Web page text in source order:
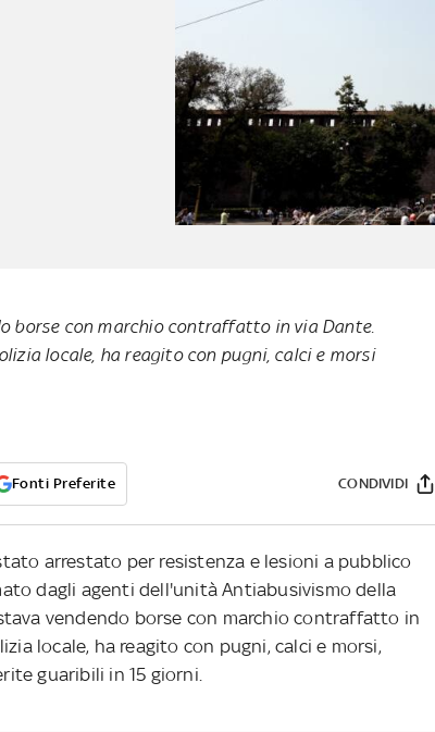
borse con marchio contraffatto in via Dante.
locale, ha reagito con pugni, calci e morsi
Fonti Preferite CONDIVIDI
arrestato per resistenza e lesioni a pubblico
dagli agenti dell'unità Antiabusivismo della
vendendo borse con marchio contraffatto in
locale, ha reagito con pugni, calci e morsi,
guaribili in 15 giorni.